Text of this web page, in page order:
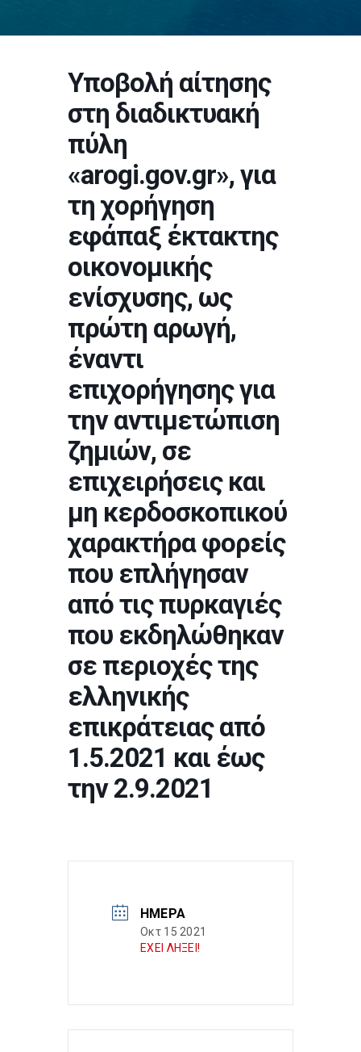
Υποβολή αίτησης
στη διαδικτυακή
πύλη
«arogi.gov.gr», για
τη χορήγηση
εφάπαξ έκτακτης
οικονομικής
ενίσχυσης, ως
πρώτη αρωγή,
έναντι
επιχορήγησης για
την αντιμετώπιση
ζημιών, σε
επιχειρήσεις και
μη κερδοσκοπικού
χαρακτήρα φορείς
που επλήγησαν
από τις πυρκαγιές
που εκδηλώθηκαν
σε περιοχές της
ελληνικής
επικράτειας από
1.5.2021 και έως
την 2.9.2021
ΗΜΈΡΑ
Οκτ 15 2021
ΕΧΕΙ ΛΗΞΕΙ!